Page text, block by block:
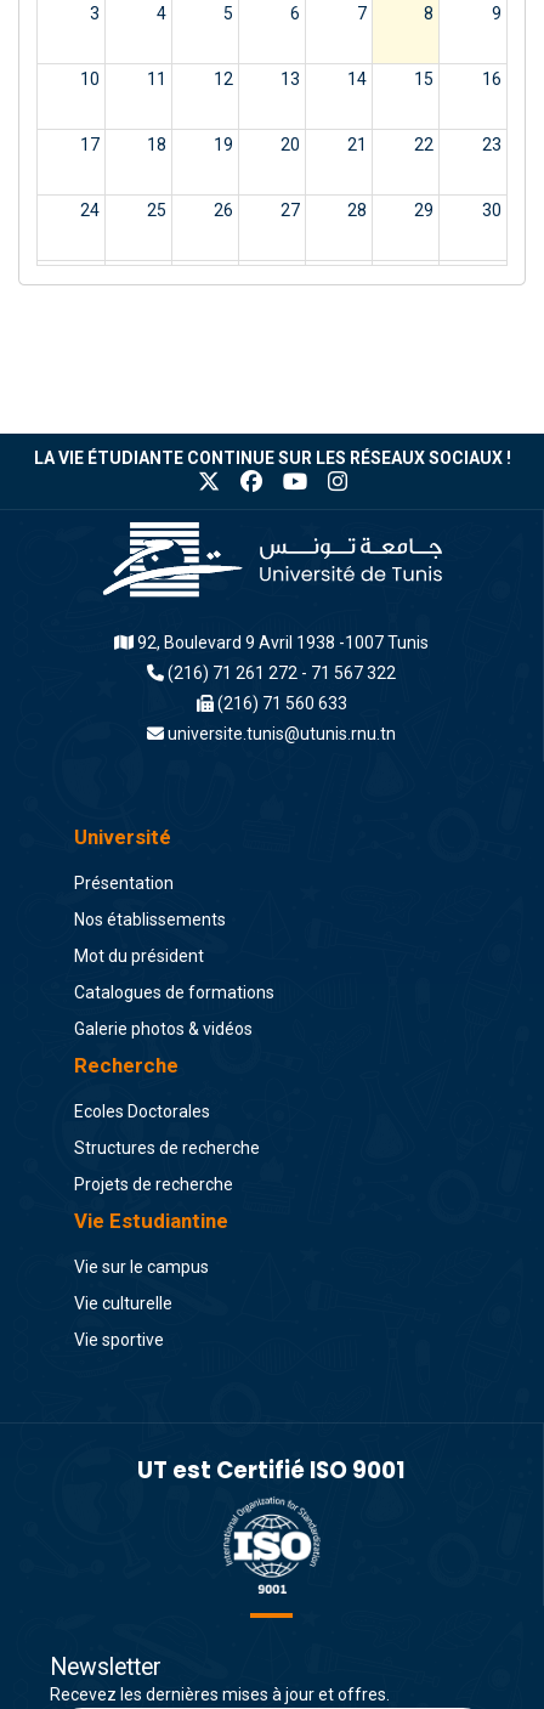
3 4 5 6 7 8 9
10 11 12 13 14 15 16
17 18 19 20 21 22 23
24 25 26 27 28 29 30
LA VIE ÉTUDIANTE CONTINUE SUR LES RÉSEAUX SOCIAUX !
92, Boulevard 9 Avril 1938 -1007 Tunis
(216) 71 261 272 - 71 567 322
(216) 71 560 633
universite.tunis@utunis.rnu.tn
Université
Présentation
Nos établissements
Mot du président
Catalogues de formations
Galerie photos & vidéos
Recherche
Ecoles Doctorales
Structures de recherche
Projets de recherche
Vie Estudiantine
Vie sur le campus
Vie culturelle
Vie sportive
UT est Certifié ISO 9001
Newsletter
Recevez les dernières mises à jour et offres.